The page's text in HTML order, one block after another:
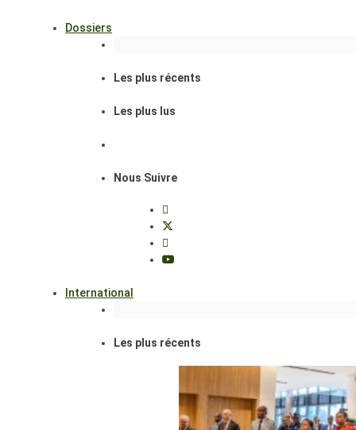
Dossiers
Les plus récents
Les plus lus
Nous Suivre
International
Les plus récents